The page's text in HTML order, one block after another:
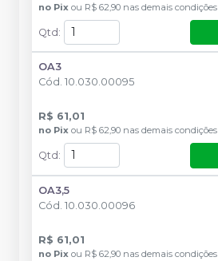
no Pix ou R$ 62,90 nas demais condições
Qtd:
OA3
Cód. 10.030.00095
R$ 61,01
no Pix ou R$ 62,90 nas demais condições
Qtd :
OA3,5
Cód. 10.030.00096
R$ 61,01
no Pix ou R$ 62,90 nas demais condições